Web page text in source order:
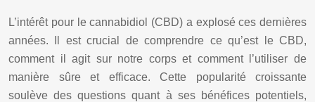
L’intérêt pour le cannabidiol (CBD) a explosé ces dernières
années. Il est crucial de comprendre ce qu’est le CBD,
comment il agit sur notre corps et comment l’utiliser de
manière sûre et efficace. Cette popularité croissante
soulève des questions quant à ses bénéfices potentiels,